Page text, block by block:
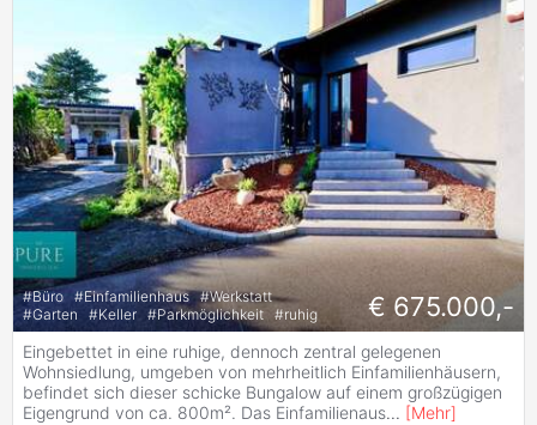
#Büro #Einfamilienhaus #Werkstatt
#Garten #Keller #Parkmöglichkeit #ruhig € 675.000,-
Eingebettet in eine ruhige, dennoch zentral gelegenen
Wohnsiedlung, umgeben von mehrheitlich Einfamilienhäusern,
befindet sich dieser schicke Bungalow auf einem großzügigen
Eigengrund von ca. 800m². Das Einfamilienaus... [Mehr]